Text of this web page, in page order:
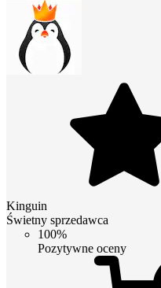
Kinguin
Świetny sprzedawca
100%
Pozytywne oceny